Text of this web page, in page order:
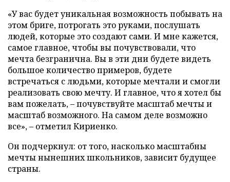
«У вас будет уникальная возможность побывать на
этом бриге, потрогать это руками, послушать
людей, которые это создают сами. И мне кажется,
самое главное, чтобы вы почувствовали, что
мечта безгранична. Вы в эти дни будете видеть
большое количество примеров, будете
встречаться с людьми, которые мечтали и смогли
реализовать свою мечту. И главное, что я хотел бы
вам пожелать, – почувствуйте масштаб мечты и
масштаб возможного. На самом деле возможно
все», – отметил Кириенко.
Он подчеркнул: от того, насколько масштабны
мечты нынешних школьников, зависит будущее
страны.